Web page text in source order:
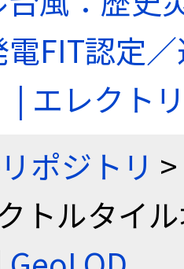
FIT認定
| エレクト
ポジトリ >
トルタイ